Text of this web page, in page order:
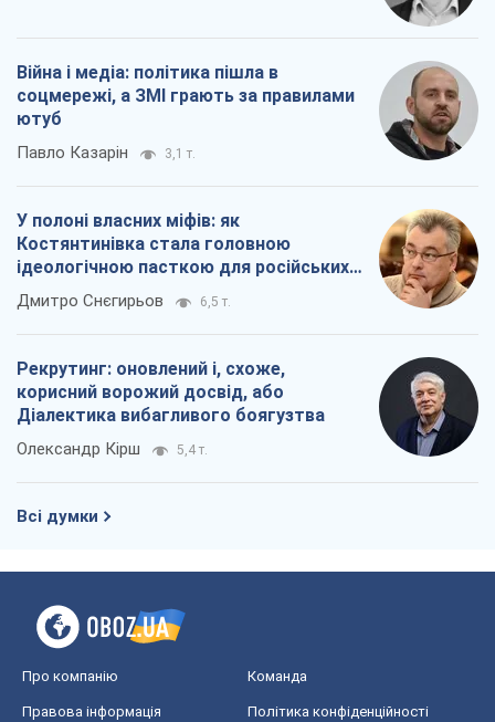
Війна і медіа: політика пішла в
соцмережі, а ЗМІ грають за правилами
ютуб
Павло Казарін 3,1 т.
У полоні власних міфів: як
Костянтинівка стала головною
ідеологічною пасткою для російських
окупантів
Дмитро Снєгирьов 6,5 т.
Рекрутинг: оновлений і, схоже,
корисний ворожий досвід, або
Діалектика вибагливого боягузтва
Олександр Кірш 5,4 т.
Всі думки
Про компанію Команда
Правова інформація Політика конфіденційності